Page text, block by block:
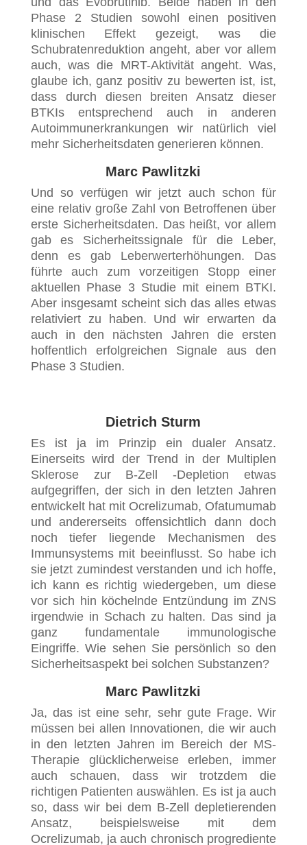
Phase 2 Studien sowohl einen positiven
klinischen Effekt gezeigt, was die
Schubratenreduktion angeht, aber vor allem
auch, was die MRT-Aktivität angeht. Was,
glaube ich, ganz positiv zu bewerten ist, ist,
dass durch diesen breiten Ansatz dieser
BTKIs entsprechend auch in anderen
Autoimmunerkrankungen wir natürlich viel
mehr Sicherheitsdaten generieren können.
Marc Pawlitzki
Und so verfügen wir jetzt auch schon für
eine relativ große Zahl von Betroffenen über
erste Sicherheitsdaten. Das heißt, vor allem
gab es Sicherheitssignale für die Leber,
denn es gab Leberwerterhöhungen. Das
führte auch zum vorzeitigen Stopp einer
aktuellen Phase 3 Studie mit einem BTKI.
Aber insgesamt scheint sich das alles etwas
relativiert zu haben. Und wir erwarten da
auch in den nächsten Jahren die ersten
hoffentlich erfolgreichen Signale aus den
Phase 3 Studien.
Dietrich Sturm
Es ist ja im Prinzip ein dualer Ansatz.
Einerseits wird der Trend in der Multiplen
Sklerose zur B-Zell -Depletion etwas
aufgegriffen, der sich in den letzten Jahren
entwickelt hat mit Ocrelizumab, Ofatumumab
und andererseits offensichtlich dann doch
noch tiefer liegende Mechanismen des
Immunsystems mit beeinflusst. So habe ich
sie jetzt zumindest verstanden und ich hoffe,
ich kann es richtig wiedergeben, um diese
vor sich hin köchelnde Entzündung im ZNS
irgendwie in Schach zu halten. Das sind ja
ganz fundamentale immunologische
Eingriffe. Wie sehen Sie persönlich so den
Sicherheitsaspekt bei solchen Substanzen?
Marc Pawlitzki
Ja, das ist eine sehr, sehr gute Frage. Wir
müssen bei allen Innovationen, die wir auch
in den letzten Jahren im Bereich der MS-
Therapie glücklicherweise erleben, immer
auch schauen, dass wir trotzdem die
richtigen Patienten auswählen. Es ist ja auch
so, dass wir bei dem B-Zell depletierenden
Ansatz, beispielsweise mit dem
Ocrelizumab, ja auch chronisch progrediente